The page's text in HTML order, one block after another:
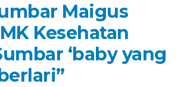
Maigus
Kesehatan
‘baby yang